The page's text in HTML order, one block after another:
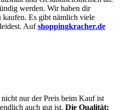
werden. Wir haben dir
kaufen. Es gibt nämlich viele
Aufshoppingkracher.de
nur der Preis beim Kauf ist
auch gut ist. Die Qualität: